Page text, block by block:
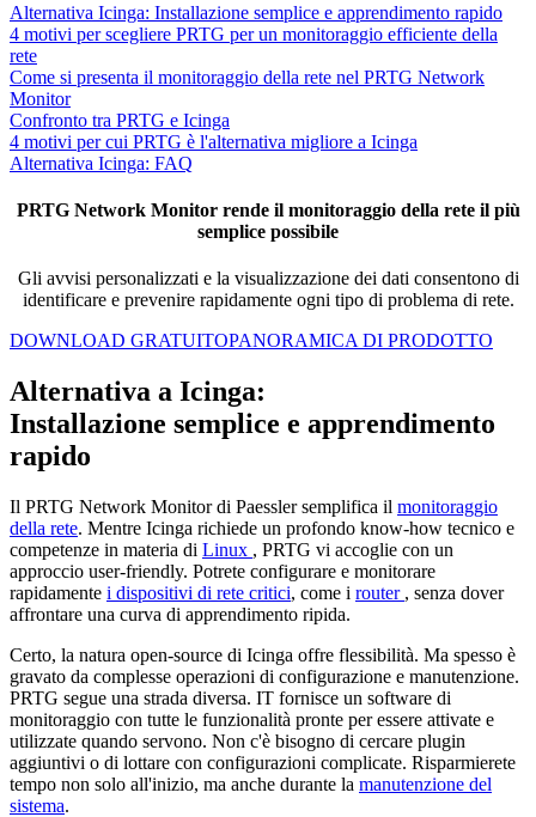
Alternativa Icinga: Installazione semplice e apprendimento rapido
4 motivi per scegliere PRTG per un monitoraggio efficiente della
rete
Come si presenta il monitoraggio della rete nel PRTG Network
Monitor
Confronto tra PRTG e Icinga
4 motivi per cui PRTG è l'alternativa migliore a Icinga
Alternativa Icinga: FAQ
PRTG Network Monitor rende il monitoraggio della rete il più
semplice possibile
Gli avvisi personalizzati e la visualizzazione dei dati consentono di
identificare e prevenire rapidamente ogni tipo di problema di rete.
DOWNLOAD GRATUITOPANORAMICA DI PRODOTTO
Alternativa a Icinga:
Installazione semplice e apprendimento
rapido
Il PRTG Network Monitor di Paessler semplifica il monitoraggio
della rete. Mentre Icinga richiede un profondo know-how tecnico e
competenze in materia di Linux , PRTG vi accoglie con un
approccio user-friendly. Potrete configurare e monitorare
rapidamente i dispositivi di rete critici, come i router , senza dover
affrontare una curva di apprendimento ripida.
Certo, la natura open-source di Icinga offre flessibilità. Ma spesso è
gravato da complesse operazioni di configurazione e manutenzione.
PRTG segue una strada diversa. IT fornisce un software di
monitoraggio con tutte le funzionalità pronte per essere attivate e
utilizzate quando servono. Non c'è bisogno di cercare plugin
aggiuntivi o di lottare con configurazioni complicate. Risparmierete
tempo non solo all'inizio, ma anche durante la manutenzione del
sistema.